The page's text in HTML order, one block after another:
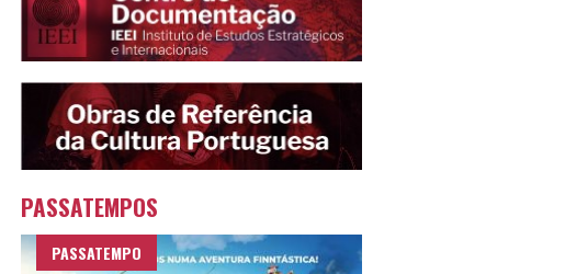
PASSATEMPOS
PASSATEMPO